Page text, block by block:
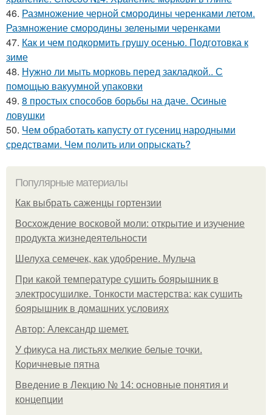
46. Размножение черной смородины черенками летом.
Размножение смородины зелеными черенками
47. Как и чем подкормить грушу осенью. Подготовка к
зиме
48. Нужно ли мыть морковь перед закладкой.. С
помощью вакуумной упаковки
49. 8 простых способов борьбы на даче. Осиные
ловушки
50. Чем обработать капусту от гусениц народными
средствами. Чем полить или опрыскать?
Популярные материалы
Как выбрать саженцы гортензии
Восхождение восковой моли: открытие и изучение
продукта жизнедеятельности
Шелуха семечек, как удобрение. Мульча
При какой температуре сушить боярышник в
электросушилке. Тонкости мастерства: как сушить
боярышник в домашних условиях
Автор: Александр шемет.
У фикуса на листьях мелкие белые точки.
Коричневые пятна
Введение в Лекцию № 14: основные понятия и
концепции